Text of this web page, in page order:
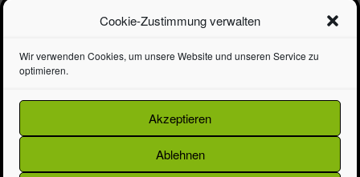
Cookie-Zustimmung verwalten
Wir verwenden Cookies, um unsere Website und unseren Service zu
optimieren.
Akzeptieren
Ablehnen
Neueste Beiträge
Schulprospekt 2026 – Die Schule geht los!!!
LEGO zum Vatertag – Speed Champions 3 für 2 Aktion
Frohe Ostern! Unser Prospekt ist da
Alles für die Schule im neuen Ranzenprospekt